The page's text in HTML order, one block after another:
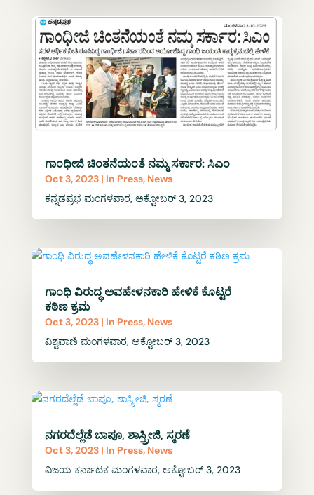
ಗಾಂಧೀಜಿ ಚಿಂತನೆಯಂತೆ ನಮ್ಮ ಸರ್ಕಾರ: ಸಿಎಂ
Oct 3, 2023| In Press, News
ಕನ್ನಡಪ್ರಭ ಮಂಗಳವಾರ, ಅಕ್ಟೋಬರ್ 3, 2023
ಗಾಂಧಿ ವಿರುದ್ಧ ಅವಹೇಳನಕಾರಿ ಹೇಳಿಕೆ ಕೊಟ್ಟರೆ
ಕಠಿಣ ಕ್ರಮ
Oct 3, 2023| In Press, News
ವಿಶ್ವವಾಣಿ ಮಂಗಳವಾರ, ಅಕ್ಟೋಬರ್ 3, 2023
ನಗರದೆಲ್ಲೆಡೆ ಬಾಪೂ, ಶಾಸ್ತ್ರೀಜಿ, ಸ್ಮರಣೆ
Oct 3, 2023| In Press, News
ವಿಜಯ ಕರ್ನಾಟಕ ಮಂಗಳವಾರ, ಅಕ್ಟೋಬರ್ 3, 2023